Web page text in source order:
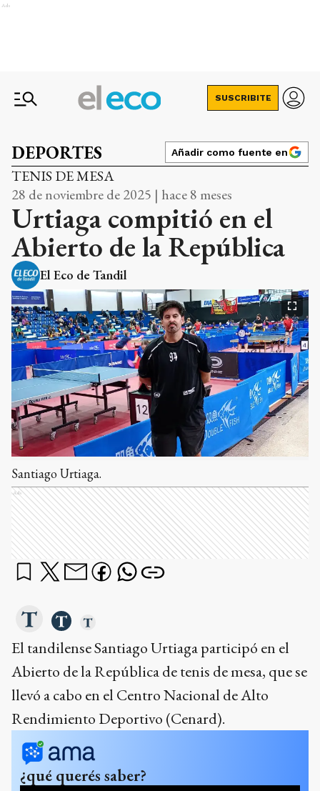
Ads
SUSCRIBITE
DEPORTES Añadir como fuente en
TENIS DE MESA
28 de noviembre de 2025 | hace 8 meses
Urtiaga compitió en el
Abierto de la República
El Eco de Tandil
Santiago Urtiaga.
Ads
El tandilense Santiago Urtiaga participó en el
Abierto de la República de tenis de mesa, que se
llevó a cabo en el Centro Nacional de Alto
Rendimiento Deportivo (Cenard).
¿qué querés saber?